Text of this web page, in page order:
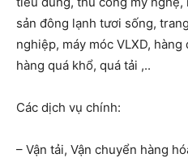
sản đông lạnh tươi sống,
nghiệp, máy móc VLXD,
hàng quá khổ, quá tải ,..
Các dịch vụ chính:
– Vận tải, Vận chuyển hàng